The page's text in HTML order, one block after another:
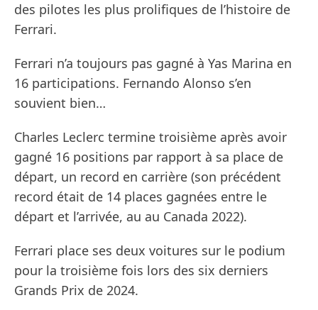
des pilotes les plus prolifiques de l’histoire de
Ferrari.
Ferrari n’a toujours pas gagné à Yas Marina en
16 participations. Fernando Alonso s’en
souvient bien…
Charles Leclerc termine troisième après avoir
gagné 16 positions par rapport à sa place de
départ, un record en carrière (son précédent
record était de 14 places gagnées entre le
départ et l’arrivée, au au Canada 2022).
Ferrari place ses deux voitures sur le podium
pour la troisième fois lors des six derniers
Grands Prix de 2024.